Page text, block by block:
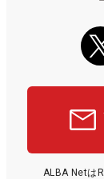
ALBA Netは